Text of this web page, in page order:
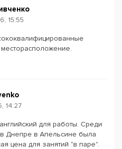
15:55
14:27
для работы. Среди
Днепре в Апельсине была
цена для занятий "в паре".